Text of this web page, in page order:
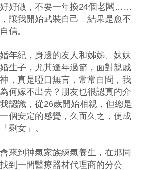
好做，不要一年換24個老闆……
讓我開始武裝自己，結果是愈不
信。
紀，身邊的友人和姊姊、妹妹
生子，尤其逢年過節，面對親戚
，真是啞口無言，常常自問，我
何嫁不出去？朋友也很認真的介
認識，從26歲開始相親，但總是
個安定的感覺，久而久之，便成
剩女」。
到神氣家族練氣養生，在那同
到一間醫療器材代理商的分公